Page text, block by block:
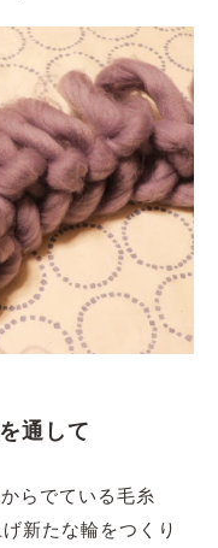
通して
らでている毛糸
新たな輪をつくり